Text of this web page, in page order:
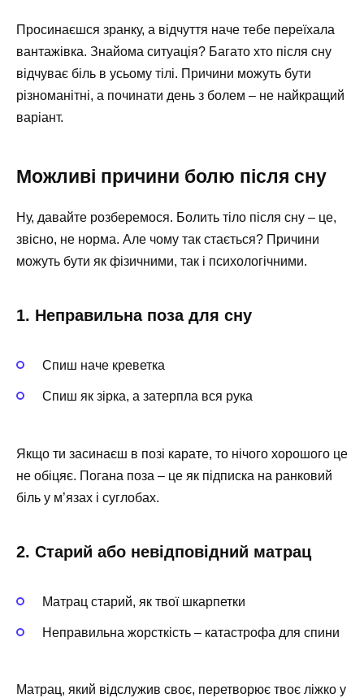
Просинаєшся зранку, а відчуття наче тебе переїхала
вантажівка. Знайома ситуація? Багато хто після сну
відчуває біль в усьому тілі. Причини можуть бути
різноманітні, а починати день з болем – не найкращий
варіант.
Можливі причини болю після сну
Ну, давайте розберемося. Болить тіло після сну – це,
звісно, не норма. Але чому так стається? Причини
можуть бути як фізичними, так і психологічними.
1. Неправильна поза для сну
Спиш наче креветка
Спиш як зірка, а затерпла вся рука
Якщо ти засинаєш в позі карате, то нічого хорошого це
не обіцяє. Погана поза – це як підписка на ранковий
біль у м’язах і суглобах.
2. Старий або невідповідний матрац
Матрац старий, як твої шкарпетки
Неправильна жорсткість – катастрофа для спини
Матрац, який відслужив своє, перетворює твоє ліжко у